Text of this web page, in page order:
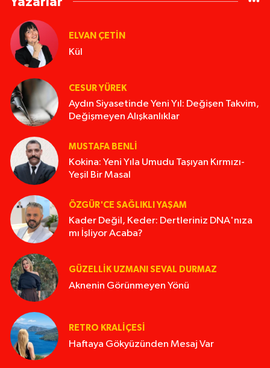
ELVAN ÇETIN
Kül
CESUR YÜREK
Aydın Siyasetinde Yeni Yıl: Değişen Takvim,
Değişmeyen Alışkanlıklar
MUSTAFA BENLI
Kokina: Yeni Yıla Umudu Taşıyan Kırmızı-
Yeşil Bir Masal
ÖZGÜR'CE SAĞLIKLI YAŞAM
Kader Değil, Keder: Dertleriniz DNA'nıza
mı İşliyor Acaba?
GÜZELLIK UZMANI SEVAL DURMAZ
Aknenin Görünmeyen Yönü
RETRO KRALIÇESI
Haftaya Gökyüzünden Mesaj Var